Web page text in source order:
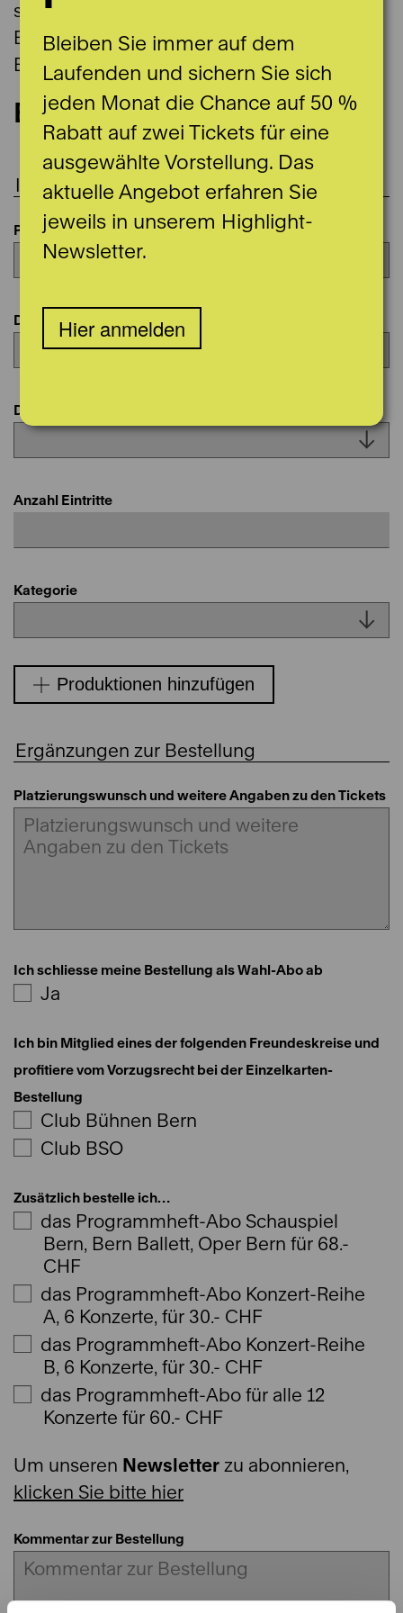
sowie im Saison-Programm Schauspiel,
Ballett, Oper und im Saison-Programm des
Berner Symphonieorchesters.
Bestellformular
Ihre Produktionen
Paket
Datum oder Coupon
Datum
Anzahl Eintritte
Kategorie
Produktionen hinzufügen
Ergänzungen zur Bestellung
Platzierungswunsch und weitere Angaben zu den Tickets
Ich schliesse meine Bestellung als Wahl-Abo ab
Ja
Ich bin Mitglied eines der folgenden Freundeskreise und
profitiere vom Vorzugsrecht bei der Einzelkarten-
Bestellung
Club Bühnen Bern
Club BSO
Zusätzlich bestelle ich…
das Programmheft-Abo Schauspiel
Bern, Bern Ballett, Oper Bern für 68.-
CHF
das Programmheft-Abo Konzert-Reihe
A, 6 Konzerte, für 30.- CHF
das Programmheft-Abo Konzert-Reihe
B, 6 Konzerte, für 30.- CHF
das Programmheft-Abo für alle 12
Konzerte für 60.- CHF
Um unseren Newsletter zu abonnieren,
klicken Sie bitte hier
Kommentar zur Bestellung
Bleiben Sie immer auf dem
Laufenden und sichern Sie sich
jeden Monat die Chance auf 50 %
Rabatt auf zwei Tickets für eine
ausgewählte Vorstellung. Das
aktuelle Angebot erfahren Sie
jeweils in unserem Highlight-
Newsletter.
Hier anmelden